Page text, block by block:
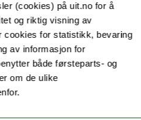
(cookies) på uit.no for å
og riktig visning av
cookies for statistikk, bevaring
av informasjon for
både førsteparts- og
om de ulike
avslutte anestesi
ved hjertestans,
og traumemottak
i akutte hendelser og ved